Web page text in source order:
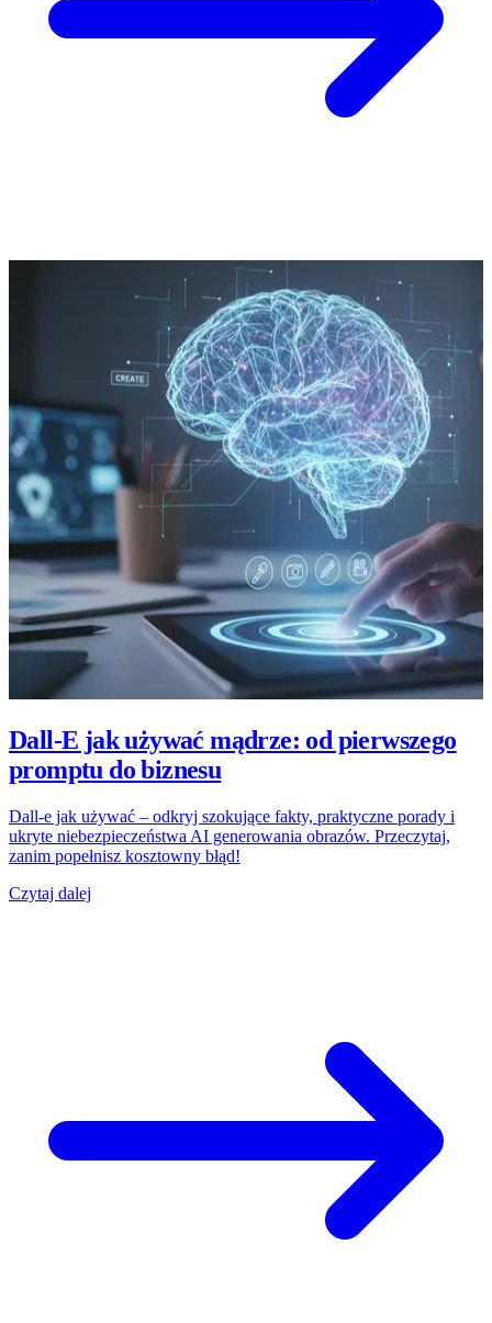
Dall-E jak używać mądrze: od pierwszego
promptu do biznesu
Dall-e jak używać – odkryj szokujące fakty, praktyczne porady i
ukryte niebezpieczeństwa AI generowania obrazów. Przeczytaj,
zanim popełnisz kosztowny błąd!
Czytaj dalej